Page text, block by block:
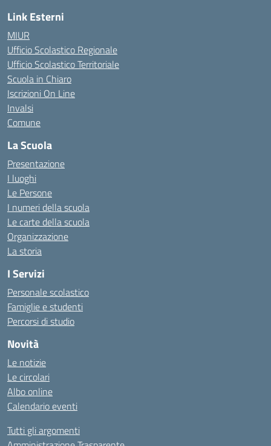
Link Esterni
MIUR
Ufficio Scolastico Regionale
Ufficio Scolastico Territoriale
Scuola in Chiaro
Iscrizioni On Line
Invalsi
Comune
La Scuola
Presentazione
I luoghi
Le Persone
I numeri della scuola
Le carte della scuola
Organizzazione
La storia
I Servizi
Personale scolastico
Famiglie e studenti
Percorsi di studio
Novità
Le notizie
Le circolari
Albo online
Calendario eventi
Tutti gli argomenti